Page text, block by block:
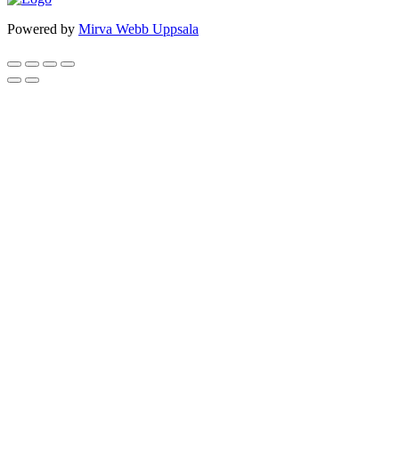
Powered by Mirva Webb Uppsala